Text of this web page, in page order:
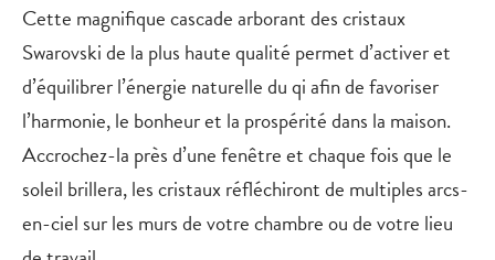
Cette magnifique cascade arborant des cristaux
Swarovski de la plus haute qualité permet d’activer et
d’équilibrer l’énergie naturelle du qi afin de favoriser
l’harmonie, le bonheur et la prospérité dans la maison.
Accrochez-la près d’une fenêtre et chaque fois que le
soleil brillera, les cristaux réfléchiront de multiples arcs-
en-ciel sur les murs de votre chambre ou de votre lieu